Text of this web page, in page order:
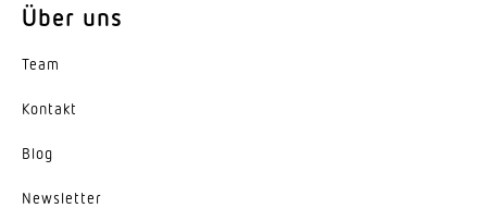
Variante
Über uns
Team
Kontakt
Blog
News­letter